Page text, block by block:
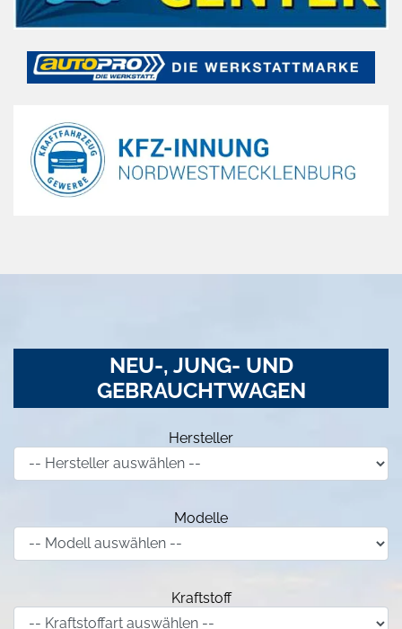
NEU-, JUNG- UND
GEBRAUCHTWAGEN
Hersteller
Modelle
Kraftstoff